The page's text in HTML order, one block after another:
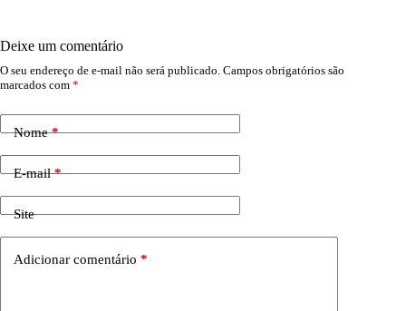
Deixe um comentário
O seu endereço de e-mail não será publicado. Campos obrigatórios são
marcados com *
Nome*
E-mail*
Site
Adicionar comentário *